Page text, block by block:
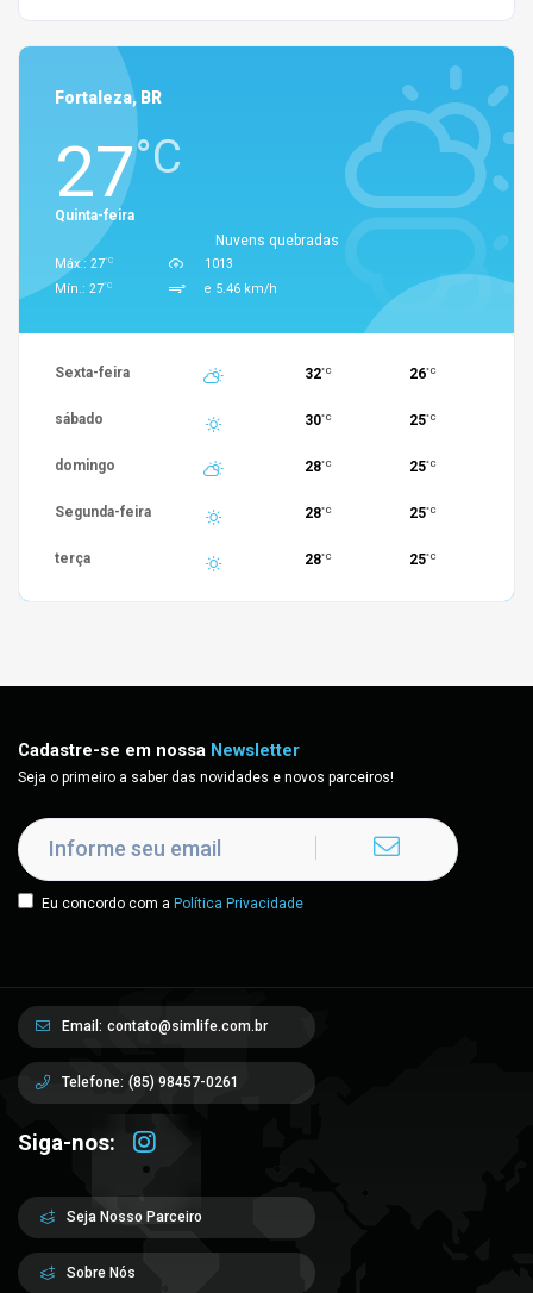
Fortaleza, BR
27°C
Nuvens quebradas
Quinta-feira
Máx.: 27°C
Mín.: 27°C
1013
e 5.46 km/h
Sexta-feira 32°C 26°C
sábado 30°C 25°C
domingo 28°C 25°C
Segunda-feira 28°C 25°C
terça 28°C 25°C
Cadastre-se em nossa Newsletter
Seja o primeiro a saber das novidades e novos parceiros!
Eu concordo com a Política Privacidade
Email: contato@simlife.com.br
Telefone: (85) 98457-0261
Siga-nos:
Seja Nosso Parceiro
Sobre Nós